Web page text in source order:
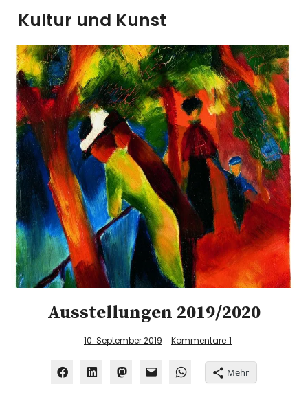
Kultur und Kunst
kultur & kunst
Ausstellungen
Spiele
Konzerte
Museen bei…
Bloggerreisen
Über mich
Ausstellungen 2019/2020
10. September 2019 Kommentare 1
Mehr